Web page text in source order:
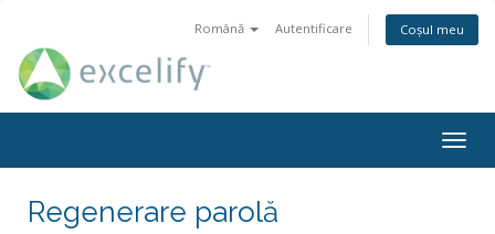
Română Autentificare Coșul meu
Regenerare parolă